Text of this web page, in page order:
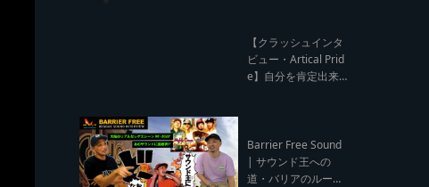
【クラッシュインタ
ビュー・Artical Prid
e】自分を肯定出来
orld Cup Sound Clas
h サウンドクラッシ
ュ優勝インタビュ
Barrier Free Sound
| サウンド王への
道・バリアのルー